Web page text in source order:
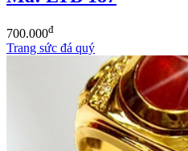
700.000đ
Trang sức đá quý